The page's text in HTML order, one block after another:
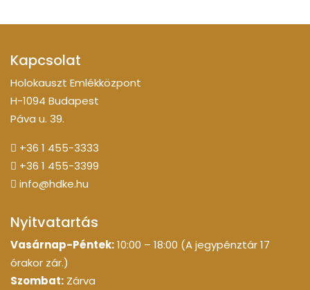
Kapcsolat
Holokauszt Emlékközpont
H-1094 Budapest
Páva u. 39.
+36 1 455-3333
+36 1 455-3399
info@hdke.hu
Nyitvatartás
Vasárnap-Péntek:10:00 – 18:00 (A jegypénztár 17
órakor zár.)
Szombat: Zárva